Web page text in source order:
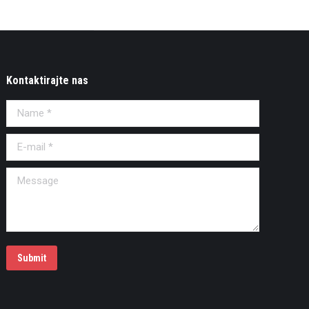
Kontaktirajte nas
Name *
E-mail *
Message
Submit